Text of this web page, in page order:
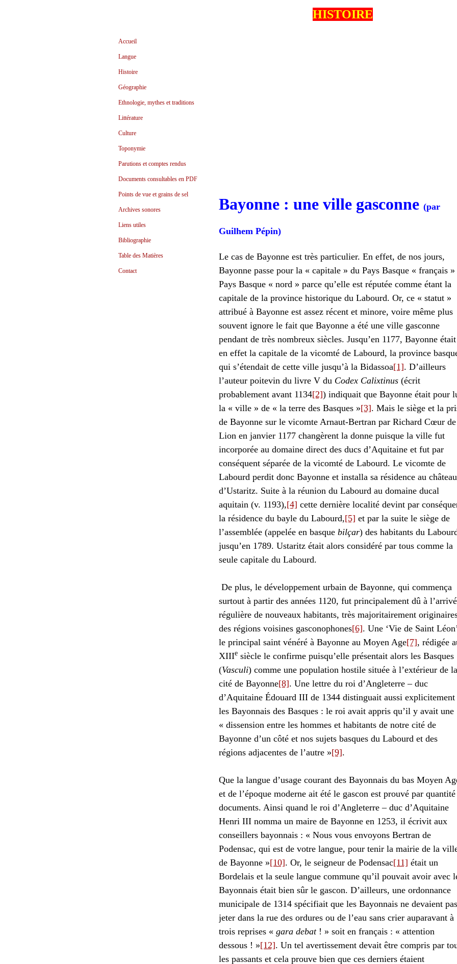
HISTOIRE
Accueil
Langue
Histoire
Géographie
Ethnologie, mythes et traditions
Littérature
Culture
Toponymie
Parutions et comptes rendus
Documents consultables en PDF
Points de vue et grains de sel
Archives sonores
Liens utiles
Bibliographie
Table des Matières
Contact
Bayonne : une ville gasconne (par
Guilhem Pépin)
Le cas de Bayonne est très particulier. En effet, de nos jours,
Bayonne passe pour la « capitale » du Pays Basque « français »
Pays Basque « nord » parce qu’elle est réputée comme étant la
capitale de la province historique du Labourd. Or, ce « statut »
attribué à Bayonne est assez récent et minore, voire même plus
souvent ignore le fait que Bayonne a été une ville gasconne
pendant de très nombreux siècles. Jusqu’en 1177, Bayonne était
en effet la capitale de la vicomté de Labourd, la province
qui s’étendait de cette ville jusqu’à la Bidassoa[1]. D’ailleurs
l’auteur poitevin du livre V du Codex Calixtinus(écrit
probablement avant 1134[2]) indiquait que Bayonne était pour
la « ville » de « la terre des Basques »[3]. Mais le siège et la
de Bayonne sur le vicomte Arnaut-Bertran par Richard Cœur de
Lion en janvier 1177 changèrent la donne puisque la ville fut
incorporée au domaine direct des ducs d’Aquitaine et fut par
conséquent séparée de la vicomté de Labourd. Le vicomte de
Labourd perdit donc Bayonne et installa sa résidence au château
d’Ustaritz. Suite à la réunion du Labourd au domaine ducal
aquitain (v. 1193),[4] cette dernière localité devint par
la résidence du bayle du Labourd,[5] et par la suite le siège de
l’assemblée (appelée en basque bilçar) des habitants du
jusqu’en 1789. Ustaritz était alors considéré par tous comme la
seule capitale du Labourd.
De plus, le développement urbain de Bayonne, qui commença
surtout à partir des années 1120, fut principalement dû à
régulière de nouveaux habitants, très majoritairement
des régions voisines gasconophones[6]. Une ‘Vie de Saint
le principal saint vénéré à Bayonne au Moyen Age[7], rédigée
XIIIesiècle le confirme puisqu’elle présentait alors les Basques
(Vasculi) comme une population hostile située à l’extérieur de la
cité de Bayonne[8]. Une lettre du roi d’Angleterre – duc
d’Aquitaine Édouard III de 1344 distinguait aussi explicitement
les Bayonnais des Basques : le roi avait appris qu’il y avait une
« dissension entre les hommes et habitants de notre cité de
Bayonne d’un côté et nos sujets basques du Labourd et des
régions adjacentes de l’autre »[9].
Que la langue d’usage courant des Bayonnais du bas Moyen
et de l’époque moderne ait été le gascon est prouvé par quantité
documents. Ainsi quand le roi d’Angleterre – duc d’Aquitaine
Henri III nomma un maire de Bayonne en 1253, il écrivit aux
conseillers bayonnais : « Nous vous envoyons Bertran de
Podensac, qui est de votre langue, pour tenir la mairie de la
de Bayonne »[10]. Or, le seigneur de Podensac[11] était un
Bordelais et la seule langue commune qu’il pouvait avoir avec
Bayonnais était bien sûr le gascon. D’ailleurs, une ordonnance
municipale de 1314 spécifiait que les Bayonnais ne devaient pas
jeter dans la rue des ordures ou de l’eau sans crier auparavant à
trois reprises « gara debat! » soit en français : « attention
dessous ! »[12]. Un tel avertissement devait être compris par
les passants et cela prouve bien que ces derniers étaient